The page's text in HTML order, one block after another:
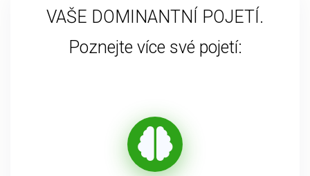
VAŠE DOMINANTNÍ POJETÍ.
Poznejte více své pojetí: